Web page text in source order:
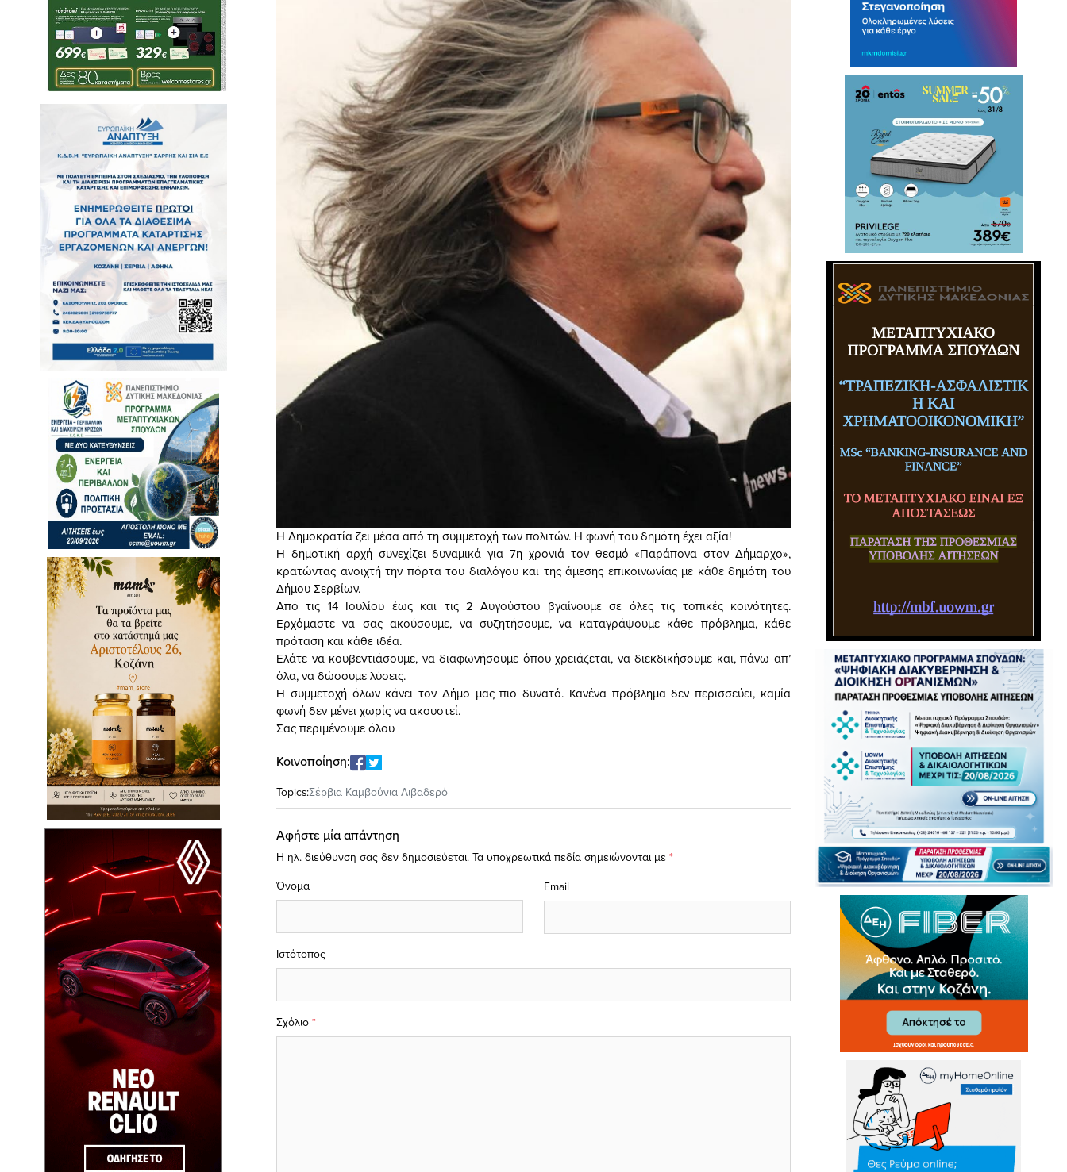
Η Δημοκρατία ζει μέσα από τη συμμετοχή των πολιτών. Η φωνή του δημότη έχει αξία!
Η δημοτική αρχή συνεχίζει δυναμικά για 7η χρονιά τον θεσμό «Παράπονα στον Δήμαρχο»,
κρατώντας ανοιχτή την πόρτα του διαλόγου και της άμεσης επικοινωνίας με κάθε δημότη του
Δήμου Σερβίων.
Από τις 14 Ιουλίου έως και τις 2 Αυγούστου βγαίνουμε σε όλες τις τοπικές κοινότητες.
Ερχόμαστε να σας ακούσουμε, να συζητήσουμε, να καταγράψουμε κάθε πρόβλημα, κάθε
πρόταση και κάθε ιδέα.
Ελάτε να κουβεντιάσουμε, να διαφωνήσουμε όπου χρειάζεται, να διεκδικήσουμε και, πάνω απ’
όλα, να δώσουμε λύσεις.
Η συμμετοχή όλων κάνει τον Δήμο μας πιο δυνατό. Κανένα πρόβλημα δεν περισσεύει, καμία
φωνή δεν μένει χωρίς να ακουστεί.
Σας περιμένουμε όλου
Κοινοποίηση:
Topics:Σέρβια Καμβούνια Λιβαδερό
Αφήστε μία απάντηση
Η ηλ. διεύθυνση σας δεν δημοσιεύεται. Τα υποχρεωτικά πεδία σημειώνονται με *
Σχόλιο *
Όνομα Email
Ιστότοπος